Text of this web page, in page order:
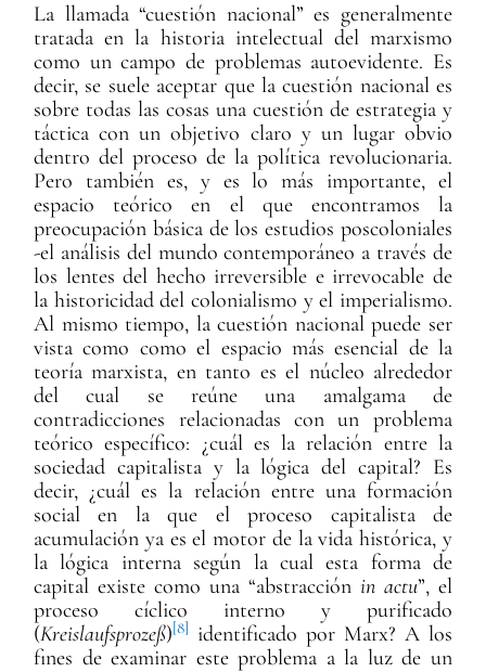
La llamada “cuestión nacional” es generalmente
tratada en la historia intelectual del marxismo
como un campo de problemas autoevidente. Es
decir, se suele aceptar que la cuestión nacional es
sobre todas las cosas una cuestión de estrategia y
táctica con un objetivo claro y un lugar obvio
dentro del proceso de la política revolucionaria.
Pero también es, y es lo más importante, el
espacio teórico en el que encontramos la
preocupación básica de los estudios poscoloniales
-el análisis del mundo contemporáneo a través de
los lentes del hecho irreversible e irrevocable de
la historicidad del colonialismo y el imperialismo.
Al mismo tiempo, la cuestión nacional puede ser
vista como como el espacio más esencial de la
teoría marxista, en tanto es el núcleo alrededor
del cual se reúne una amalgama de
contradicciones relacionadas con un problema
teórico específico: ¿cuál es la relación entre la
sociedad capitalista y la lógica del capital? Es
decir, ¿cuál es la relación entre una formación
social en la que el proceso capitalista de
acumulación ya es el motor de la vida histórica, y
la lógica interna según la cual esta forma de
capital existe como una “abstracción in actu”, el
proceso cíclico interno y purificado
(Kreislaufsprozeß)[8] identificado por Marx? A los
fines de examinar este problema a la luz de un